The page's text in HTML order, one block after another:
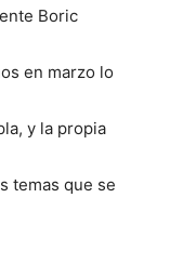
Boric
en marzo lo
y la propia
temas que se